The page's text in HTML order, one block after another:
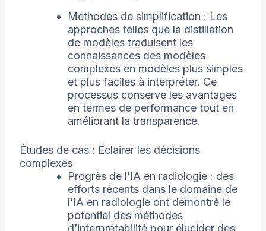
Méthodes de simplification : Les
approches telles que la distillation
de modèles traduisent les
connaissances des modèles
complexes en modèles plus simples
et plus faciles à interpréter. Ce
processus conserve les avantages
en termes de performance tout en
améliorant la transparence.
Études de cas : Éclairer les décisions
complexes
Progrès de l’IA en radiologie : des
efforts récents dans le domaine de
l’IA en radiologie ont démontré le
potentiel des méthodes